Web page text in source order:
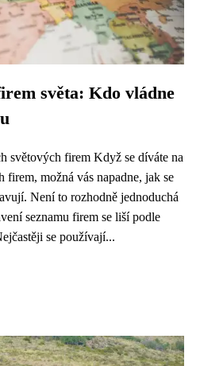
světa: Kdo vládne
světových firem Když se díváte na
firem, možná vás napadne, jak se
Není to rozhodně jednoduchá
seznamu firem se liší podle
se používají...